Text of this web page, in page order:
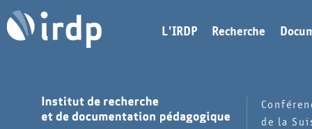
L'IRDP Recherche
de la